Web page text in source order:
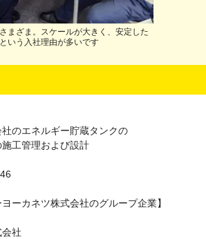
まざま。スケールが大きく、安定した
いう入社理由が多いです
のエネルギー貯蔵タンクの
工管理および設計
ーカネツ株式会社のグループ企業】
社